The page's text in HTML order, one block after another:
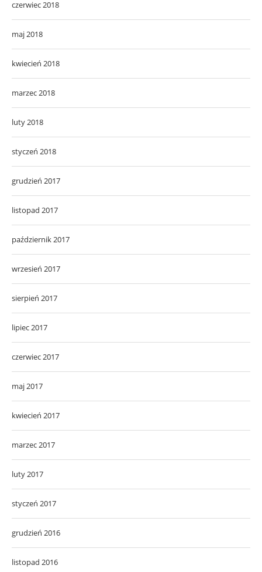
czerwiec 2018
maj 2018
kwiecień 2018
marzec 2018
luty 2018
styczeń 2018
grudzień 2017
listopad 2017
październik 2017
wrzesień 2017
sierpień 2017
lipiec 2017
czerwiec 2017
maj 2017
kwiecień 2017
marzec 2017
luty 2017
styczeń 2017
grudzień 2016
listopad 2016